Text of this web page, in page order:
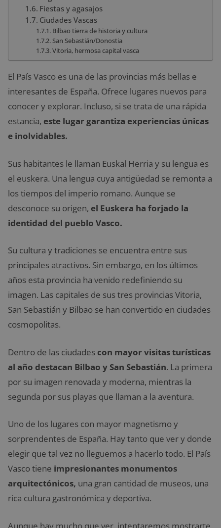
Fiestas y agasajos
Ciudades Vascas
Bilbao tierra de historia y cultura
San Sebastián/Donostia
Vitoria, hermosa capital vasca
El País Vasco es una de las provincias más bellas e
interesantes de España. Ofrece lugares nuevos para
conocer y explorar. Incluso, si se trata de una rápida
estancia, este lugar garantiza experiencias únicas
e inolvidables.
Sus habitantes le llaman Euskal Herria y su lengua es
el euskera. Una lengua cuya antigüedad se remonta a
los tiempos del imperio romano. Aunque se
desconoce su origen, el Euskera ha forjado la
identidad del pueblo Vasco.
Su cultura y tradiciones se encuentra entre sus
principales atractivos. Sin embargo, en los últimos
años esta provincia ha venido redefiniendo su
imagen. Las capitales de sus tres provincias Vitoria,
San Sebastián y Bilbao se han convertido en ciudades
cosmopolitas.
Dentro de las ciudades con mayor visitas turísticas
al año destacan Bilbao y San Sebastián. La primera
por su imagen renovada y moderna, mientras la
segunda por sus playas que llaman a la aventura.
Uno de los lugares con mayor magnetismo y
sorprendentes de España. Hay tanto que ver y donde
elegir que tal vez no lleguemos a hacerlo todo. El País
Vasco tiene impresionantes monumentos
arquitectónicos, una gran cantidad de museos, una
rica cultura gastronómica y deportiva.
Aunque hay mucho que ver, intentaremos mostrarte